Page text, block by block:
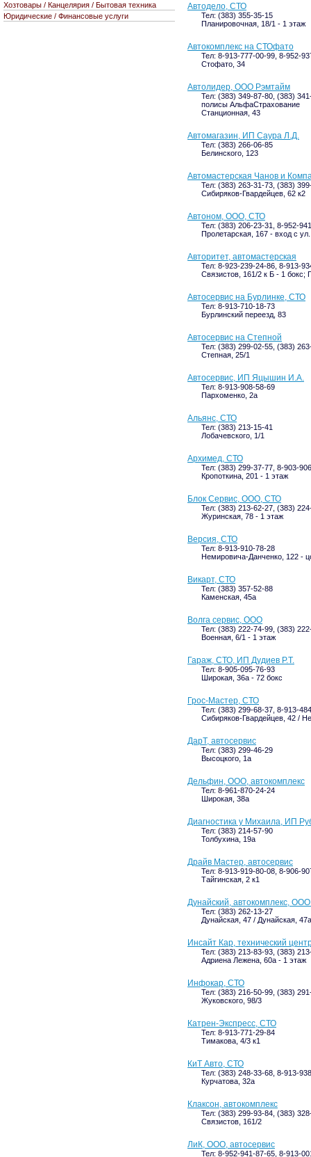
Автодело, СТО
Тел: (383) 355-35-15
Планировочная, 18/1 - 1 этаж
Автокомплекс на СТОфато
Тел: 8-913-777-00-99, 8-952-
Стофато, 34
Автолидер, ООО Рэмтайм
Тел: (383) 349-87-80, (383)
полисы АльфаСтрахование
Станционная, 43
Автомагазин, ИП Саура Л.Д.
Тел: (383) 266-06-85
Белинского, 123
Автомастерская Чанов и
Тел: (383) 263-31-73, (383)
Сибиряков-Гвардейцев, 62 к2
Автоном, ООО, СТО
Тел: (383) 206-23-31, 8-952-
Пролетарская, 167 - вход с
Авторитет, автомастерская
Тел: 8-923-239-24-86, 8-913-
Связистов, 161/2 к Б - 1 бокс;
Автосервис на Бурлинке, СТО
Тел: 8-913-710-18-73
Бурлинский переезд, 83
Автосервис на Степной
Тел: (383) 299-02-55, (383)
Степная, 25/1
Автосервис, ИП Яцышин И.А.
Тел: 8-913-908-58-69
Пархоменко, 2а
Альянс, СТО
Тел: (383) 213-15-41
Лобачевского, 1/1
Архимед, СТО
Тел: (383) 299-37-77, 8-903-
Кропоткина, 201 - 1 этаж
Блок Сервис, ООО, СТО
Тел: (383) 213-62-27, (383)
Журинская, 78 - 1 этаж
Версия, СТО
Тел: 8-913-910-78-28
Немировича-Данченко, 122 -
Викарт, СТО
Тел: (383) 357-52-88
Каменская, 45а
Волга сервис, ООО
Тел: (383) 222-74-99, (383)
Военная, 6/1 - 1 этаж
Гараж, СТО, ИП Дудиев Р.Т.
Тел: 8-905-095-76-93
Широкая, 36а - 72 бокс
Грос-Мастер, СТО
Тел: (383) 299-68-37, 8-913-
Сибиряков-Гвардейцев, 42 /
ДарТ, автосервис
Тел: (383) 299-46-29
Высоцкого, 1а
Дельфин, ООО, автокомплекс
Тел: 8-961-870-24-24
Широкая, 38а
Диагностика у Михаила, ИП
Тел: (383) 214-57-90
Толбухина, 19а
Драйв Мастер, автосервис
Тел: 8-913-919-80-08, 8-906-
Тайгинская, 2 к1
Дунайский, автокомплекс,
Тел: (383) 262-13-27
Дунайская, 47 / Дунайская, 47а
Инсайт Кар, технический
Тел: (383) 213-83-93, (383)
Адриена Лежена, 60а - 1 этаж
Инфокар, СТО
Тел: (383) 216-50-99, (383)
Жуковского, 98/3
Катрен-Экспресс, СТО
Тел: 8-913-771-29-84
Тимакова, 4/3 к1
КиТ Авто, СТО
Тел: (383) 248-33-68, 8-913-
Курчатова, 32а
Клаксон, автокомплекс
Тел: (383) 299-93-84, (383)
Связистов, 161/2
ЛиК, ООО, автосервис
Тел: 8-952-941-87-65, 8-913-
Хозтовары / Канцелярия / Бытовая техника
Юридические / Финансовые услуги